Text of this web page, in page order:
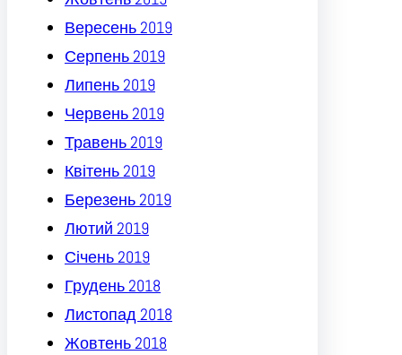
Вересень 2019
Серпень 2019
Липень 2019
Червень 2019
Травень 2019
Квітень 2019
Березень 2019
Лютий 2019
Січень 2019
Грудень 2018
Листопад 2018
Жовтень 2018